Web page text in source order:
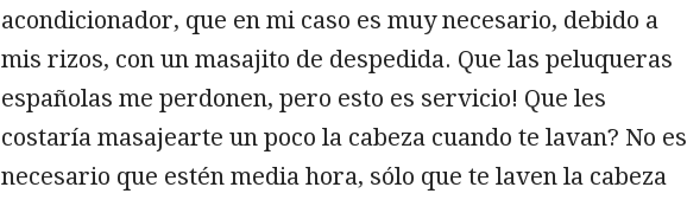
acondicionador, que en mi caso es muy necesario, debido a
mis rizos, con un masajito de despedida. Que las peluqueras
españolas me perdonen, pero esto es servicio! Que les
costaría masajearte un poco la cabeza cuando te lavan? No es
necesario que estén media hora, sólo que te laven la cabeza